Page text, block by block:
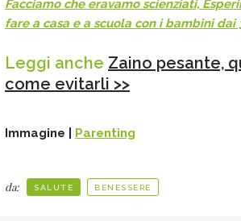
Facciamo che eravamo scienziati,
fare a casa e a scuola con i bambini dai
Leggi anche Zaino pesante,
come evitarli >>
Immagine | Parenting
da: SALUTE BENESSERE